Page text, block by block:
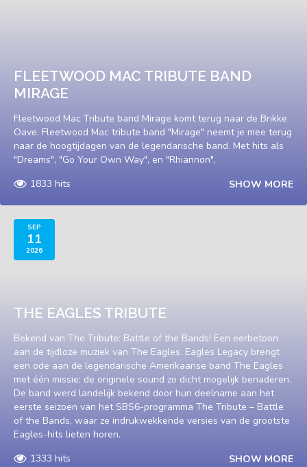
FLEETWOOD MAC TRIBUTE BAND
MIRAGE
Fleetwood Mac Tribute band Mirage komt terug naar de Brikke
Oave. Fleetwood Mac tribute band "Mirage" neemt je mee terug
naar de hoogtijdagen van de legendarische band. Met hits als
"Dreams", "Go Your Own Way", en "Rhiannon",
1833 hits
SHOW MORE
SEP
11
2026
THE EAGLES TRIBUTE
Bekend van The Tribute: Battle of the Bands! Een eerbetoon
aan de tijdloze muziek van The Eagles. Eagles Legacy brengt
een ode aan de legendarische Amerikaanse band The Eagles
met één missie: de originele sound zo dicht mogelijk benaderen.
De band werd landelijk bekend door hun deelname aan het
eerste seizoen van het SBS6-programma The Tribute – Battle
of the Bands, waar ze indrukwekkende versies van de grootste
Eagles-hits lieten horen.
1333 hits
SHOW MORE